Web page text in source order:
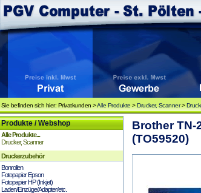
Sie befinden sich hier: Privatkunden >Alle Produkte >Drucker, Scanner>
Produkte / Webshop
Alle Produkte...
Drucker, Scanner
Druckerzubehör
Bonrollen
Fotopapier Epson
Fotopapier HP (Inkjet)
Laden/Einzüge/Adapter/etc.
Brother TN-
(TO59520)